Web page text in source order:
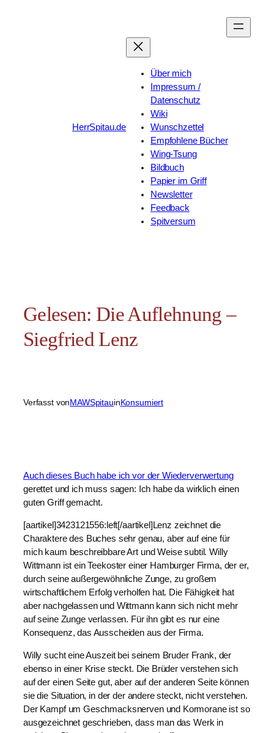
HerrSpitau.de
Über mich
Impressum /
Datenschutz
Wiki
Wunschzettel
Empfohlene Bücher
Wing-Tsung
Bildbuch
Papier im Griff
Newsletter
Feedback
Spitversum
Gelesen: Die Auflehnung –
Siegfried Lenz
Verfasst vonMAWSpitauinKonsumiert
Auch dieses Buch habe ich vor der Wiederverwertung
gerettet und ich muss sagen: Ich habe da wirklich einen
guten Griff gemacht.
[aartikel]3423121556:left[/aartikel]Lenz zeichnet die
Charaktere des Buches sehr genau, aber auf eine für
mich kaum beschreibbare Art und Weise subtil. Willy
Wittmann ist ein Teekoster einer Hamburger Firma, der er,
durch seine außergewöhnliche Zunge, zu großem
wirtschaftlichem Erfolg verholfen hat. Die Fähigkeit hat
aber nachgelassen und Wittmann kann sich nicht mehr
auf seine Zunge verlassen. Für ihn gibt es nur eine
Konsequenz, das Ausscheiden aus der Firma.
Willy sucht eine Auszeit bei seinem Bruder Frank, der
ebenso in einer Krise steckt. Die Brüder verstehen sich
auf der einen Seite gut, aber auf der anderen Seite können
sie die Situation, in der der andere steckt, nicht verstehen.
Der Kampf um Geschmacksnerven und Kormorane ist so
ausgezeichnet geschrieben, dass man das Werk in